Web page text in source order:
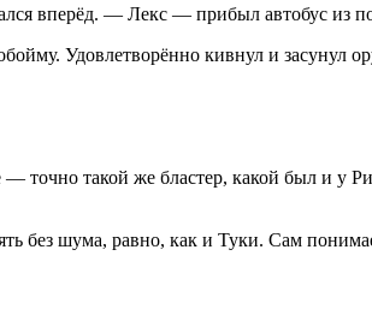
вперёд. — Лекс — прибыл автобус из
Удовлетворённо кивнул и засунул
такой же бластер, какой был и у
без шума, равно, как и Туки. Сам